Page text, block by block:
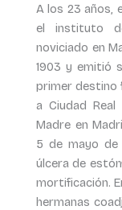
A los 23 años,
el instituto
noviciado en
1903 y emitió
primer destino
a Ciudad
Madre en
5 de mayo de
úlcera de
mortificación.
hermanas